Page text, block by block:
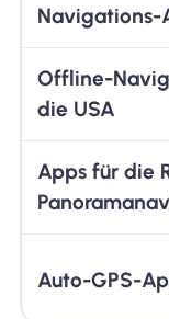
Navigations-
Offline-
die USA
Apps für die
Auto-GPS-